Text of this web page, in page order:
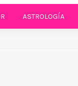
ASTROLOGÍA